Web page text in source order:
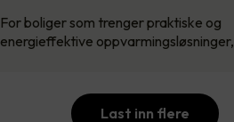
For boliger som trenger praktiske og
energieffektive
Last inn flere